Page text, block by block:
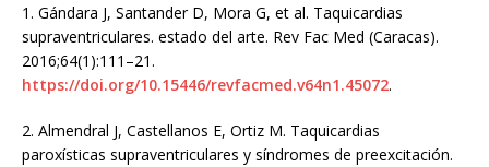
1. Gándara J, Santander D, Mora G, et al. Taquicardias
supraventriculares. estado del arte. Rev Fac Med (Caracas).
2016;64(1):111–21.
https://doi.org/10.15446/revfacmed.v64n1.45072.
2. Almendral J, Castellanos E, Ortiz M. Taquicardias
paroxísticas supraventriculares y síndromes de preexcitación.